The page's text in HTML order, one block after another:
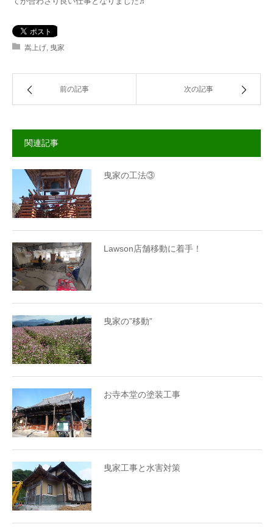
嵩上げ 曳家
前の記事 次の記事
関連記事
曳家の工法③
Lawson店舗移動に着手！
曳家の”移動”
お寺本堂の塗装工事
曳家工事と水害対策